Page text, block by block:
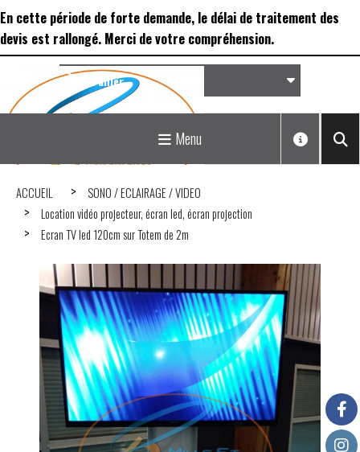
En cette période de forte demande, le délai de traitement des
devis est rallongé. Merci de votre compréhension.
Matériel de réception &
Déco...
Panier
Menu
ACCUEIL
SONO / ECLAIRAGE / VIDEO
Location vidéo projecteur, écran led, écran projection
Ecran TV led 120cm sur Totem de 2m